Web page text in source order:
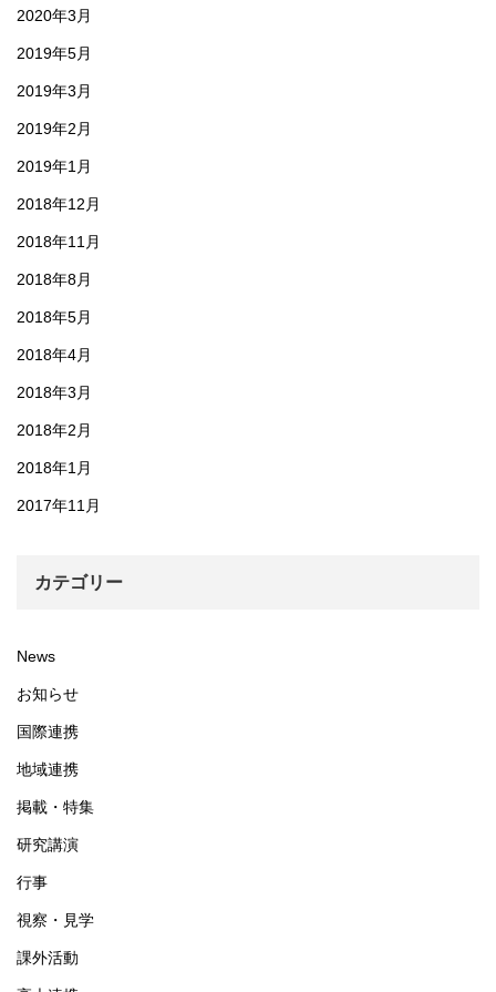
2020年3月
2019年5月
2019年3月
2019年2月
2019年1月
2018年12月
2018年11月
2018年8月
2018年5月
2018年4月
2018年3月
2018年2月
2018年1月
2017年11月
カテゴリー
News
お知らせ
国際連携
地域連携
掲載・特集
研究講演
行事
視察・見学
課外活動